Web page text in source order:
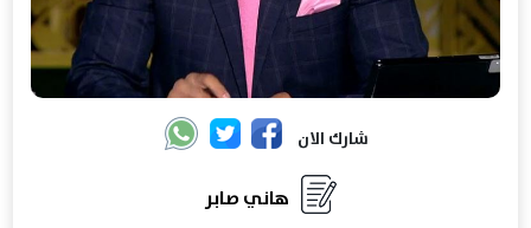
شارك الان
هاني صابر